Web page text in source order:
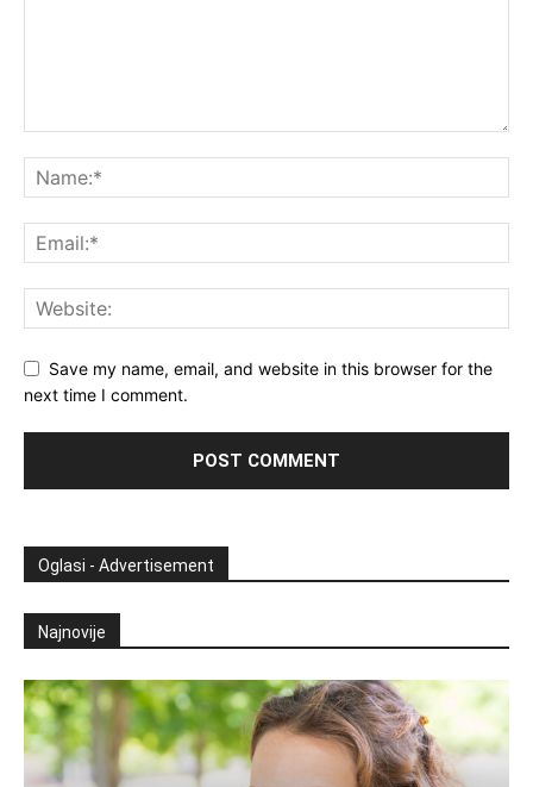
Save my name, email, and website in this browser for the
next time I comment.
Oglasi - Advertisement
Najnovije